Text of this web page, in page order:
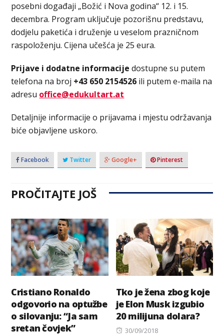
posebni događaji „Božić i Nova godina“ 12. i 15.
decembra. Program uključuje pozorišnu predstavu,
dodjelu paketića i druženje u veselom prazničnom
raspoloženju. Cijena učešća je 25 eura.
Prijave i dodatne informacije dostupne su putem
telefona na broj +43 650 2154526 ili putem e-maila na
adresu office@edukultart.at
Detaljnije informacije o prijavama i mjestu održavanja
biće objavljene uskoro.
Facebook Twitter Google+ Pinterest
PROČITAJTE JOŠ
Cristiano Ronaldo
odgovorio na optužbe
o silovanju: “Ja sam
sretan čovjek”
Tko je žena zbog koje
je Elon Musk izgubio
20 milijuna dolara?
Posted
30/09/2018